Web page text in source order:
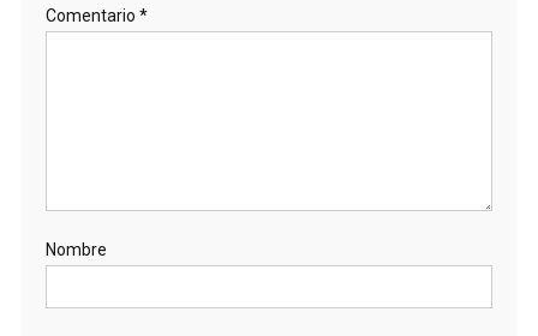
Comentario *
Nombre